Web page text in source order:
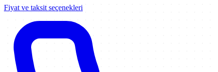
Fiyat ve taksit seçenekleri